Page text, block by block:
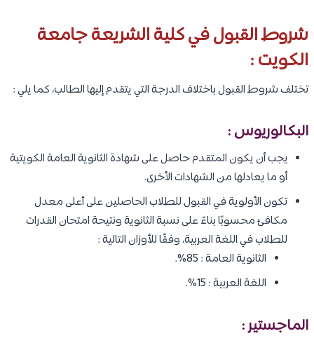
شروط القبول في كلية الشريعة جامعة
الكويت :
تختلف شروط القبول باختلاف الدرجة التي يتقدم إليها الطالب، كما يلي :
البكالوريوس :
يجب أن يكون المتقدم حاصل على شهادة الثانوية العامة الكويتية
أو ما يعادلها من الشهادات الأخرى.
تكون الأولوية في القبول للطلاب الحاصلين على أعلى معدل
مكافئ محسوبًا بناءً على نسبة الثانوية ونتيحة امتحان القدرات
للطلاب في اللغة العربية، وفقًا للأوزان التالية :
الثانوية العامة : 85%.
اللغة العربية : 15%.
الماجستير :